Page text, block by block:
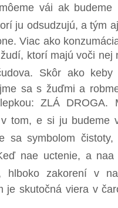
vái ak
ju odsudzujú, a tým
Viac ako
žudí, ktorí majú voči
Skôr ako keby
sa s žuďmi a
ZLÁ
tom, e si ju budeme
sa symbolom čistoty,
nae uctenie, a
hlboko zakorení v
je skutočná viera v